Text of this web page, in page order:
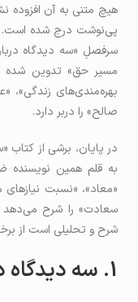
هیچ متنی به آن افزوده
پی‌نوشت درج شده است.
سرفصلِ «سه دیدگاه
مسیر حق» تدوین شده و
بهره‌مندی‌های زندگی»،
صالح» را دربر دارد.
در پایان، برشی از
به قلم همین نویسنده
«معاد»، «نسبت
سعادت» را شرح می‌دهد
شرح و تحلیلی است از
1. سه دیدگاه دربارۀ هدف جهان­